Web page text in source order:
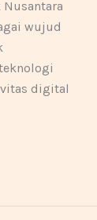
Nusantara
wujud
digital